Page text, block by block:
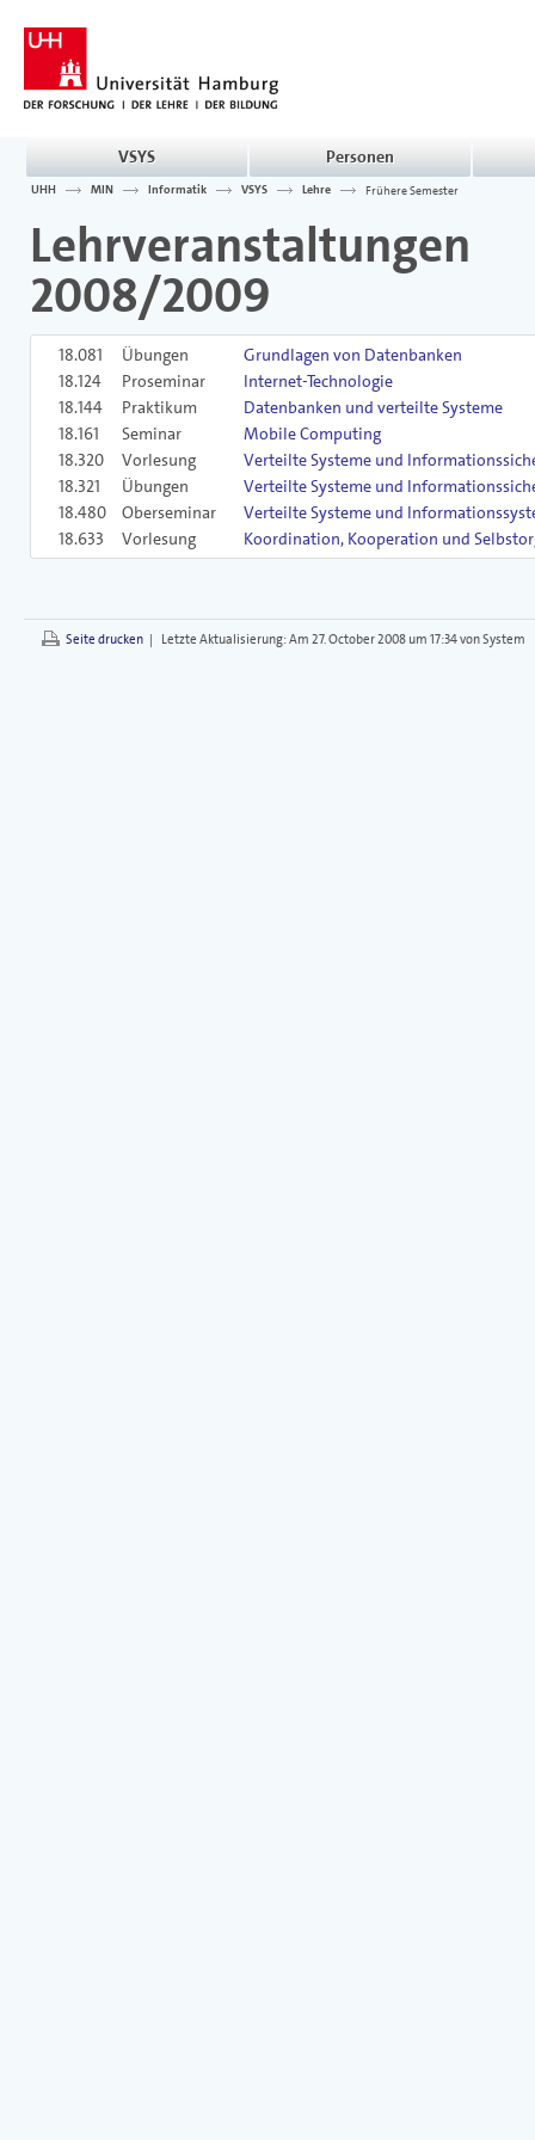
VSYS Personen
UHH MIN Informatik VSYS Lehre Frühere Semester
2008/2009
18.081 Übungen
Grundlagen von Datenbanken
18.124
Proseminar
Internet-Technologie
18.144
Praktikum
Datenbanken und verteilte Systeme
18.161
Seminar
Mobile Computing
18.320
Vorlesung
Verteilte Systeme und
18.321
Übungen
Verteilte Systeme und
18.480
Oberseminar
Verteilte Systeme und
18.633
Vorlesung Koordination, Kooperation und
Seite drucken | Letzte Aktualisierung:Am 27. October 2008 um 17:34 von System